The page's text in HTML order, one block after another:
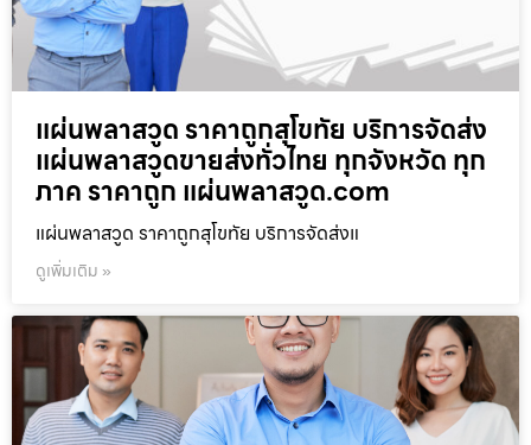
แผ่นพลาสวูด ราคาถูกสุโขทัย บริการจัดส่ง
แผ่นพลาสวูดขายส่งทั่วไทย ทุกจังหวัด ทุก
ภาค ราคาถูก แผ่นพลาสวูด.com
แผ่นพลาสวูด ราคาถูกสุโขทัย บริการจัดส่งแ
ดูเพิ่มเติม »